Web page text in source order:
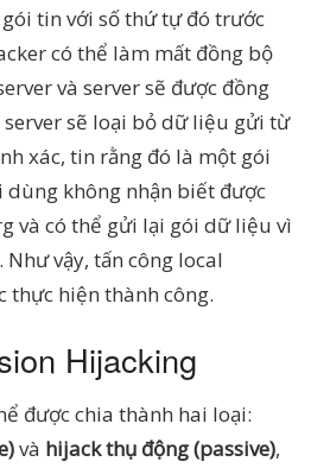
tin với số thứ tự đó trước
có thể làm mất đồng bộ
và server sẽ được đồng
server sẽ loại bỏ dữ liệu gửi từ
xác, tin rằng đó là một gói
không nhận biết được
và có thể gửi lại gói dữ liệu vì
Như vậy, tấn công local
thực hiện thành công.
Hijacking
được chia thành hai loại:
và hijack thụ động (passive),